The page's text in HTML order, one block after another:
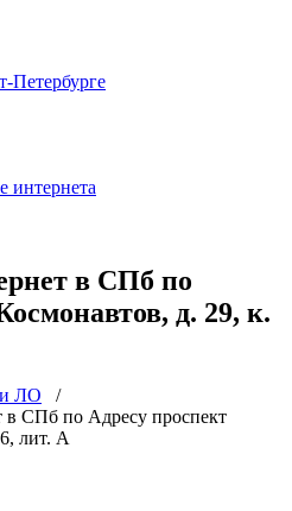
Петербурге
интернета
в СПб по
д. 29, к.
ЛО /
СПб по Адресу проспект
лит. А